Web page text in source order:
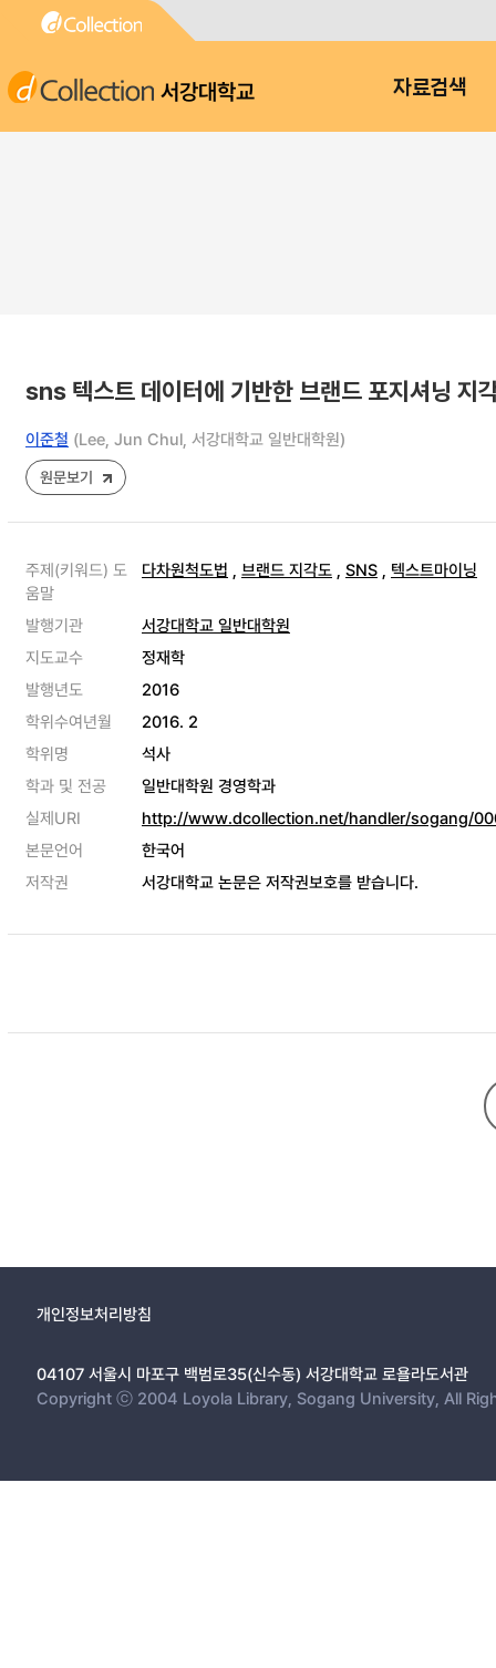
서강대학교 자료검색
sns 텍스트 데이터에 기반한 브랜드 포지셔닝 지
이준철 (Lee, Jun Chul, 서강대학교 일반대학원)
원문보기
주제(키워드) 도
움말
다차원척도법 , 브랜드 지각도 , SNS , 텍스트마이닝
발행기관
서강대학교 일반대학원
지도교수
정재학
발행년도
2016
학위수여년월
2016. 2
학위명
석사
학과 및 전공
일반대학원 경영학과
실제URI
http://www.dcollection.net/handler/sogang/
본문언어
한국어
저작권
서강대학교 논문은 저작권보호를 받습니다.
개인정보처리방침
04107 서울시 마포구 백범로35(신수동) 서강대학교 로욜라도서관
Copyright ⓒ 2004 Loyola Library, Sogang University, All